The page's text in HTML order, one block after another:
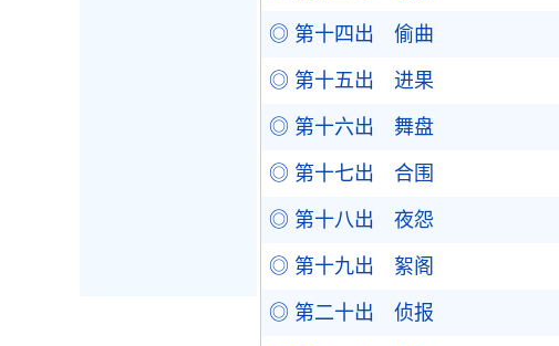
◎ 第十四出 偷曲
◎ 第十五出 进果
◎ 第十六出 舞盘
◎ 第十七出 合围
◎ 第十八出 夜怨
◎ 第十九出 絮阁
◎ 第二十出 侦报